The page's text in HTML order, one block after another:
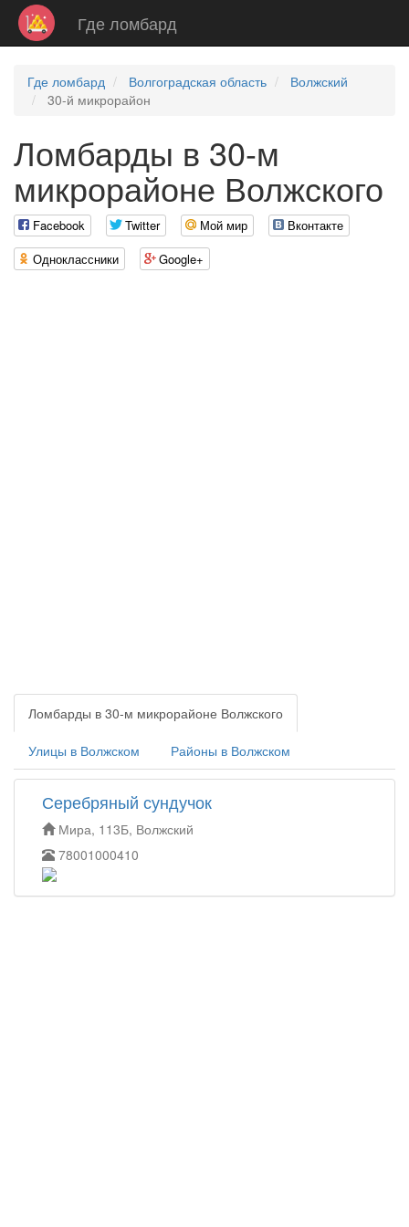
Где ломбард
Где ломбард Волгоградская область
Волжский
30-й микрорайон
Ломбарды в 30-м
микрорайоне Волжского
Facebook Twitter Мой мир
Вконтакте
Одноклассники
Google+
Ломбарды в 30-м микрорайоне Волжского
Улицы в Волжском Районы в Волжском
Серебряный сундучок
Мира, 113Б, Волжский
78001000410